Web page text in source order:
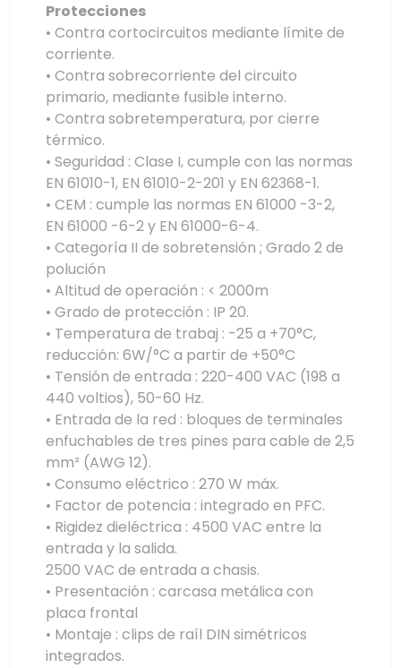
Protecciones
• Contra cortocircuitos mediante límite de
corriente.
• Contra sobrecorriente del circuito
primario, mediante fusible interno.
• Contra sobretemperatura, por cierre
térmico.
• Seguridad : Clase I, cumple con las normas
EN 61010-1, EN 61010-2-201 y EN 62368-1.
• CEM : cumple las normas EN 61000 -3-2,
EN 61000 -6-2 y EN 61000-6-4.
• Categoría II de sobretensión ; Grado 2 de
polución
• Altitud de operación : < 2000m
• Grado de protección : IP 20.
• Temperatura de trabaj : -25 a +70°C,
reducción: 6W/°C a partir de +50°C
• Tensión de entrada : 220-400 VAC (198 a
440 voltios), 50-60 Hz.
• Entrada de la red : bloques de terminales
enfuchables de tres pines para cable de 2,5
mm² (AWG 12).
• Consumo eléctrico : 270 W máx.
• Factor de potencia : integrado en PFC.
• Rigidez dieléctrica : 4500 VAC entre la
entrada y la salida.
2500 VAC de entrada a chasis.
• Presentación : carcasa metálica con
placa frontal
• Montaje : clips de raíl DIN simétricos
integrados.